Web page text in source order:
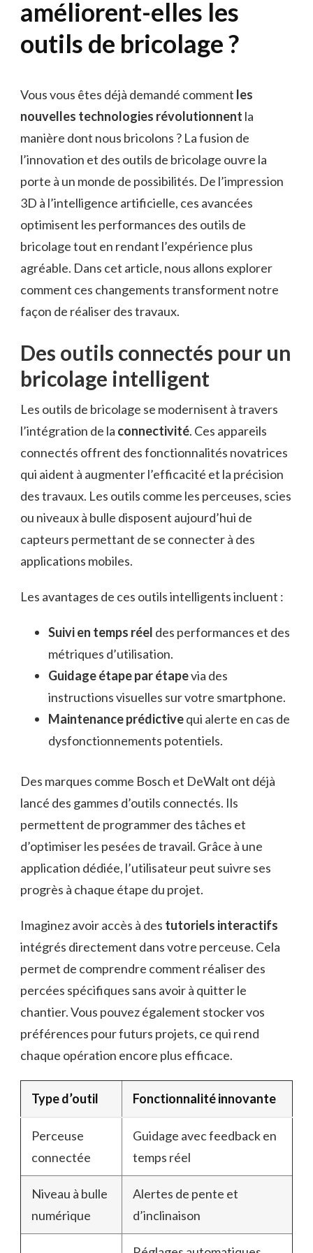
améliorent-elles les
outils de bricolage ?
Vous vous êtes déjà demandé comment les
nouvelles technologies révolutionnent la
manière dont nous bricolons ? La fusion de
l’innovation et des outils de bricolage ouvre la
porte à un monde de possibilités. De l’impression
3D à l’intelligence artificielle, ces avancées
optimisent les performances des outils de
bricolage tout en rendant l’expérience plus
agréable. Dans cet article, nous allons explorer
comment ces changements transforment notre
façon de réaliser des travaux.
Des outils connectés pour un
bricolage intelligent
Les outils de bricolage se modernisent à travers
l’intégration de la connectivité. Ces appareils
connectés offrent des fonctionnalités novatrices
qui aident à augmenter l’efficacité et la précision
des travaux. Les outils comme les perceuses, scies
ou niveaux à bulle disposent aujourd’hui de
capteurs permettant de se connecter à des
applications mobiles.
Les avantages de ces outils intelligents incluent :
Suivi en temps réel des performances et des
métriques d’utilisation.
Guidage étape par étapevia des
instructions visuelles sur votre smartphone.
Maintenance prédictivequi alerte en cas de
dysfonctionnements potentiels.
Des marques comme Bosch et DeWalt ont déjà
lancé des gammes d’outils connectés. Ils
permettent de programmer des tâches et
d’optimiser les pesées de travail. Grâce à une
application dédiée, l’utilisateur peut suivre ses
progrès à chaque étape du projet.
Imaginez avoir accès à des tutoriels interactifs
intégrés directement dans votre perceuse. Cela
permet de comprendre comment réaliser des
percées spécifiques sans avoir à quitter le
chantier. Vous pouvez également stocker vos
préférences pour futurs projets, ce qui rend
chaque opération encore plus efficace.
Type d’outil Fonctionnalité innovante
Perceuse
connectée
Guidage avec feedback en
temps réel
Niveau à bulle
numérique
Alertes de pente et
d’inclinaison